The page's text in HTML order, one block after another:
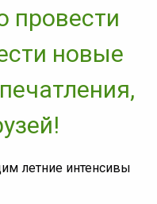
провести
новые
летние интенсивы